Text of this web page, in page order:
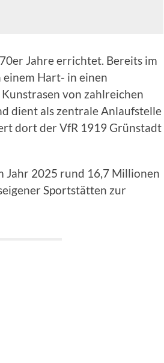
Jahre errichtet. Bereits im
Hart- in einen
von zahlreichen
dient als zentrale Anlaufstelle
dort der VfR 1919 Grünstadt
Jahr 2025 rund 16,7 Millionen
Sportstätten zur